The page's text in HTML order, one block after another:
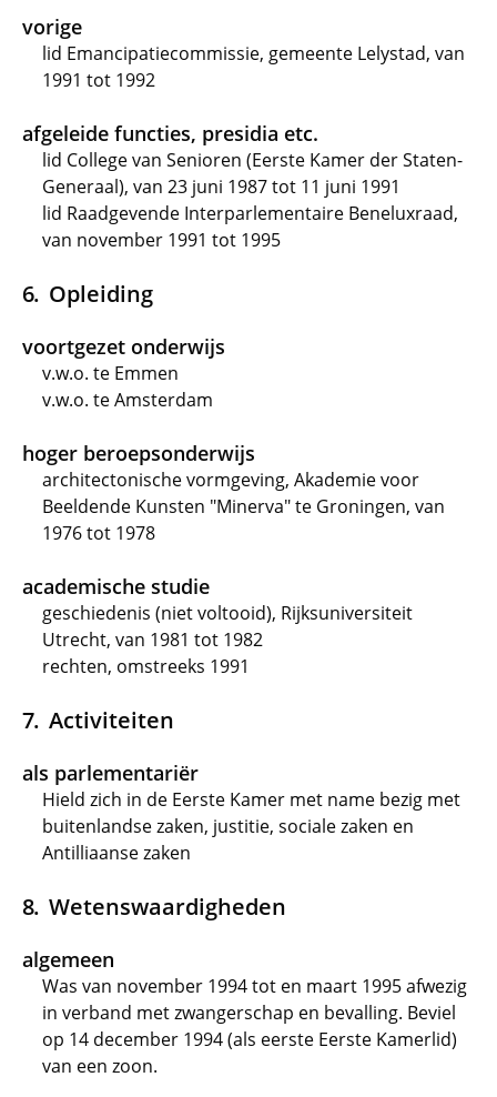
vorige
lid Emancipatiecommissie, gemeente Lelystad, van
1991 tot 1992
afgeleide functies, presidia etc.
lid College van Senioren (Eerste Kamer der Staten-
Generaal), van 23 juni 1987 tot 11 juni 1991
lid Raadgevende Interparlementaire Beneluxraad,
van november 1991 tot 1995
Opleiding
voortgezet onderwijs
v.w.o. te Emmen
v.w.o. te Amsterdam
hoger beroepsonderwijs
architectonische vormgeving, Akademie voor
Beeldende Kunsten "Minerva" te Groningen, van
1976 tot 1978
academische studie
geschiedenis (niet voltooid), Rijksuniversiteit
Utrecht, van 1981 tot 1982
rechten, omstreeks 1991
Activiteiten
als parlementariër
Hield zich in de Eerste Kamer met name bezig met
buitenlandse zaken, justitie, sociale zaken en
Antilliaanse zaken
Wetenswaardigheden
algemeen
Was van november 1994 tot en maart 1995 afwezig
in verband met zwangerschap en bevalling. Beviel
op 14 december 1994 (als eerste Eerste Kamerlid)
van een zoon.